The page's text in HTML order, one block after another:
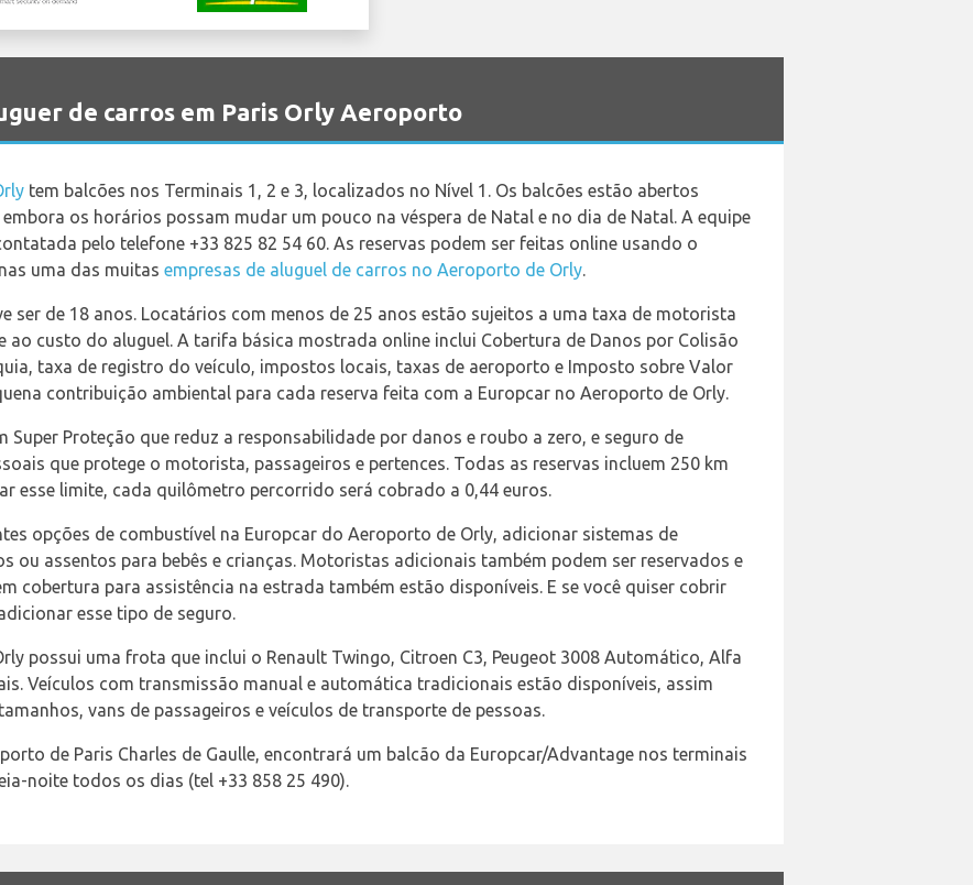
de carros em Paris Orly Aeroporto
tem balcões nos Terminais 1, 2 e 3, localizados no Nível 1. Os balcões estão abertos
os horários possam mudar um pouco na véspera de Natal e no dia de Natal. A equipe
pelo telefone +33 825 82 54 60. As reservas podem ser feitas online usando o
uma das muitas empresas de aluguel de carros no Aeroporto de Orly.
ser de 18 anos. Locatários com menos de 25 anos estão sujeitos a uma taxa de motorista
ao custo do aluguel. A tarifa básica mostrada online inclui Cobertura de Danos por Colisão
taxa de registro do veículo, impostos locais, taxas de aeroporto e Imposto sobre Valor
contribuição ambiental para cada reserva feita com a Europcar no Aeroporto de Orly.
Super Proteção que reduz a responsabilidade por danos e roubo a zero, e seguro de
que protege o motorista, passageiros e pertences. Todas as reservas incluem 250 km
esse limite, cada quilômetro percorrido será cobrado a 0,44 euros.
opções de combustível na Europcar do Aeroporto de Orly, adicionar sistemas de
ou assentos para bebês e crianças. Motoristas adicionais também podem ser reservados e
cobertura para assistência na estrada também estão disponíveis. E se você quiser cobrir
esse tipo de seguro.
possui uma frota que inclui o Renault Twingo, Citroen C3, Peugeot 3008 Automático, Alfa
Veículos com transmissão manual e automática tradicionais estão disponíveis, assim
vans de passageiros e veículos de transporte de pessoas.
de Paris Charles de Gaulle, encontrará um balcão da Europcar/Advantage nos terminais
noite todos os dias (tel +33 858 25 490).